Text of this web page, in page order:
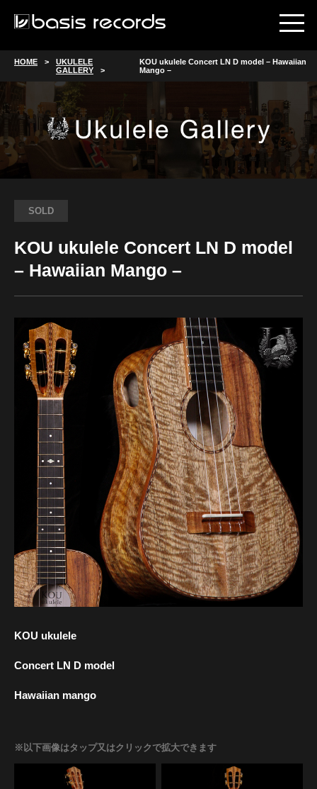
HOME
UKULELE
GALLERY
KOU ukulele Concert LN D model – Hawaiian
Mango –
SOLD
KOU ukulele Concert LN D model
– Hawaiian Mango –
KOU ukulele
Concert LN D model
Hawaiian mango
※以下画像はタップ又はクリックで拡大できます